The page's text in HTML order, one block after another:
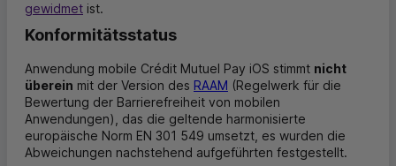
gewidmet ist.
Konformitätsstatus
Anwendung mobile Crédit Mutuel Pay iOS stimmt nicht
überein mit der Version des RAAM (Regelwerk für die
Bewertung der Barrierefreiheit von mobilen
Anwendungen), das die geltende harmonisierte
europäische Norm EN 301 549 umsetzt, es wurden die
Abweichungen nachstehend aufgeführten festgestellt.